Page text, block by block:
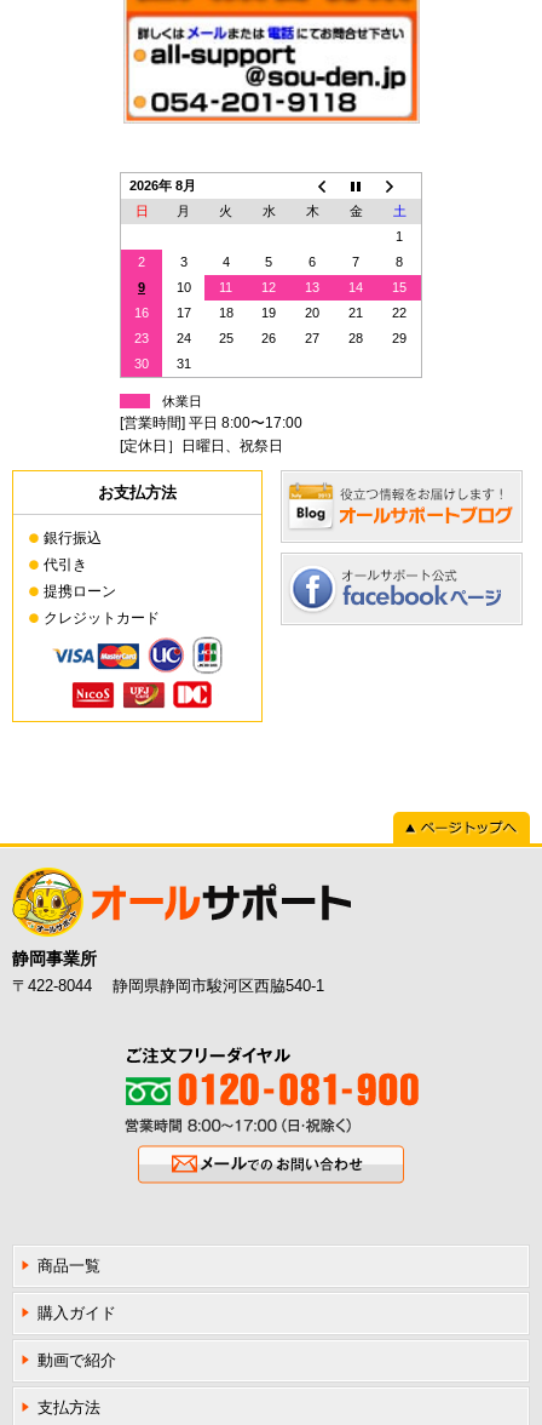
2026年 8月
日
月 火 水 木 金
土
1
2
3 4 5 6 7
8
9
10 11 12 13 14
15
16
17 18 19 20 21
22
23
24 25 26 27 28
29
30
31
休業日
[営業時間] 平日 8:00〜17:00
[定休日］日曜日、祝祭日
お支払方法
銀行振込
代引き
提携ローン
クレジットカード
静岡事業所
〒422-8044 静岡県静岡市駿河区西脇540-1
ご注文フリーダイヤル0120-081-900
営業時間8:00〜17:00（日・祝除く
商品一覧
購入ガイド
動画で紹介
支払方法